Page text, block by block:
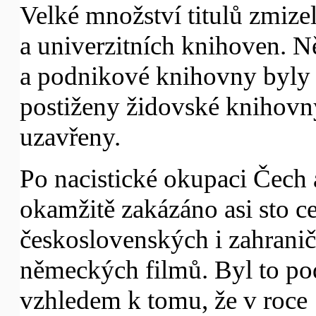
Velké množství titulů
a univerzitních knihoven.
a podnikové knihovny
postiženy židovské
uzavřeny.
Po nacistické okupaci
okamžitě zakázáno asi sto
československých i
německých filmů. Byl to
vzhledem k tomu, že v